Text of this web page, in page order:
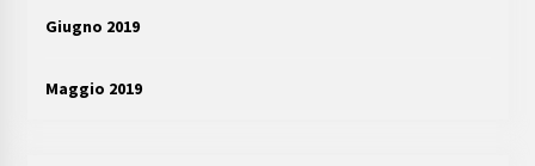
Giugno 2019
Maggio 2019